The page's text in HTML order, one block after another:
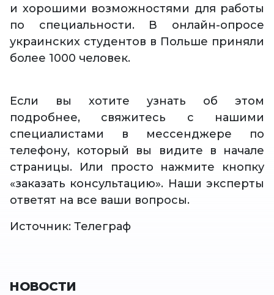
и хорошими возможностями для работы
по специальности. В онлайн-опросе
украинских студентов в Польше приняли
более 1000 человек.
Если вы хотите узнать об этом
подробнее, свяжитесь с нашими
специалистами в мессенджере по
телефону, который вы видите в начале
страницы. Или просто нажмите кнопку
«заказать консультацию». Наши эксперты
ответят на все ваши вопросы.
Источник: Телеграф
НОВОСТИ